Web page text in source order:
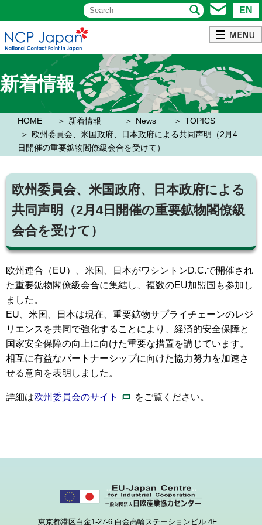
EN
新着情報
HOME 新着情報 News
TOPICS
欧州委員会、米国政府、日本政府による共同声明（2月4
日開催の重要鉱物閣僚級会合を受けて）
欧州委員会、米国政府、日本政府による
共同声明（2月4日開催の重要鉱物閣僚級
会合を受けて）
欧州連合（EU）、米国、日本がワシントンD.C.で開催され
た重要鉱物閣僚級会合に集結し、複数のEU加盟国も参加し
ました。
EU、米国、日本は現在、重要鉱物サプライチェーンのレジ
リエンスを共同で強化することにより、経済的安全保障と
国家安全保障の向上に向けた重要な措置を講じています。
相互に有益なパートナーシップに向けた協力努力を加速さ
せる意向を表明しました。
詳細は欧州委員会のサイト をご覧ください。
東京都港区白金1-27-6 白金高輪ステーションビル 4F